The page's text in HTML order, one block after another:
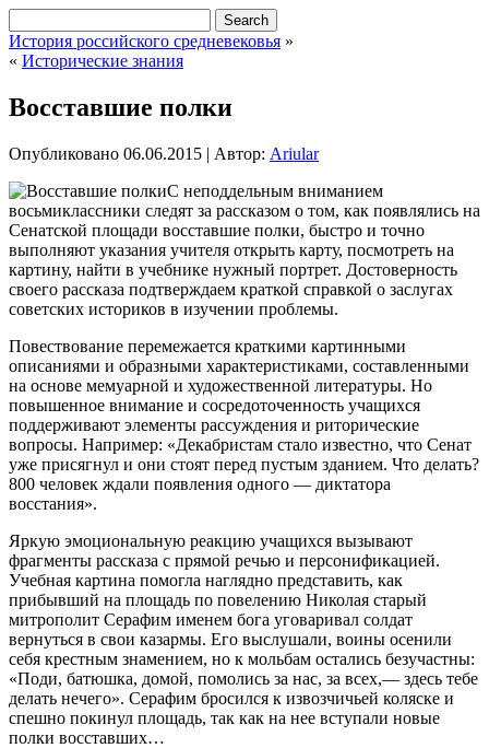
История российского средневековья »
« Исторические знания
Восставшие полки
Опубликовано 06.06.2015 | Автор: Ariular
С неподдельным вниманием
восьмиклассники следят за рассказом о том, как появлялись на
Сенатской площади восставшие полки, быстро и точно
выполняют указания учителя открыть карту, посмотреть на
картину, найти в учебнике нужный портрет. Достоверность
своего рассказа подтверждаем краткой справкой о заслугах
советских историков в изучении проблемы.
Повествование перемежается краткими картинными
описаниями и образными характеристиками, составленными
на основе мемуарной и художественной литературы. Но
повышенное внимание и сосредоточенность учащихся
поддерживают элементы рассуждения и риторические
вопросы. Например: «Декабристам стало известно, что Сенат
уже присягнул и они стоят перед пустым зданием. Что делать?
800 человек ждали появления одного — диктатора
восстания».
Яркую эмоциональную реакцию учащихся вызывают
фрагменты рассказа с прямой речью и персонификацией.
Учебная картина помогла наглядно представить, как
прибывший на площадь по повелению Николая старый
митрополит Серафим именем бога уговаривал солдат
вернуться в свои казармы. Его выслушали, воины осенили
себя крестным знамением, но к мольбам остались безучастны:
«Поди, батюшка, домой, помолись за нас, за всех,— здесь тебе
делать нечего». Серафим бросился к извозчичьей коляске и
спешно покинул площадь, так как на нее вступали новые
полки восставших…